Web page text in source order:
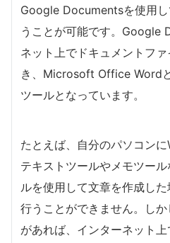
Google Documentsを使用
うことが可能です。Google
ネット上でドキュメントフ
き、Microsoft Office Word
ツールとなっています。
たとえば、自分のパソコンに
テキストツールやメモツー
ルを使用して文章を作成し
行うことができません。し
があれば、インターネット